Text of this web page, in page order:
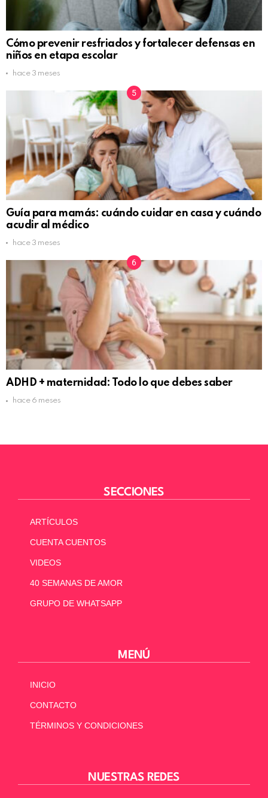
Cómo prevenir resfriados y fortalecer defensas en
niños en etapa escolar
hace 3 meses
Guía para mamás: cuándo cuidar en casa y cuándo
acudir al médico
hace 3 meses
ADHD + maternidad: Todo lo que debes saber
hace 6 meses
SECCIONES
ARTÍCULOS
CUENTA CUENTOS
VIDEOS
40 SEMANAS DE AMOR
GRUPO DE WHATSAPP
MENÚ
INICIO
CONTACTO
TÉRMINOS Y CONDICIONES
NUESTRAS REDES